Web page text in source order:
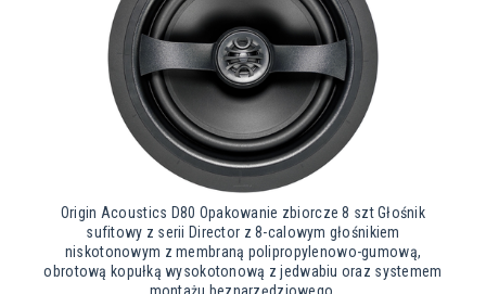
Origin Acoustics D80 Opakowanie zbiorcze 8 szt Głośnik
sufitowy z serii Director z 8-calowym głośnikiem
niskotonowym z membraną polipropylenowo-gumową,
obrotową kopułką wysokotonową z jedwabiu oraz systemem